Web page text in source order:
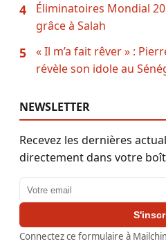
4
Éliminatoires Mondial
grâce à Salah
5
« Il m’a fait rêver » :
révèle son idole au
NEWSLETTER
Recevez les dernières
directement dans votre
Adresse email
Connectez ce formulaire à